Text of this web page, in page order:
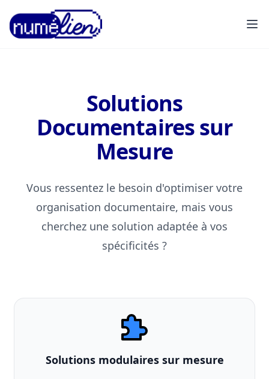
NUMELIEN
Solutions
Documentaires sur
Mesure
Vous ressentez le besoin d'optimiser votre
organisation documentaire, mais vous
cherchez une solution adaptée à vos
spécificités ?
Solutions modulaires sur mesure